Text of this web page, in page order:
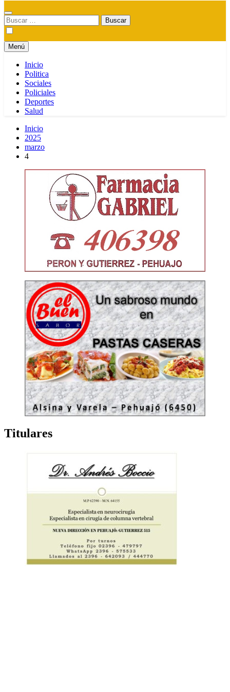
Buscar:
Menú
Inicio
Politica
Sociales
Policiales
Deportes
Salud
Inicio
2025
marzo
4
Titulares